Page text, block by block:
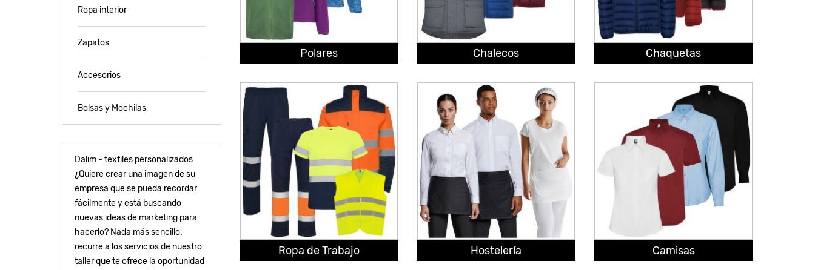
Ropa interior
Zapatos
Accesorios
Bolsas y Mochilas
Dalim - textiles personalizados
¿Quiere crear una imagen de su
empresa que se pueda recordar
fácilmente y está buscando
nuevas ideas de marketing para
hacerlo? Nada más sencillo:
recurre a los servicios de nuestro
taller que te ofrece la oportunidad
Polares Chalecos Chaquetas
Ropa de Trabajo Hostelería Camisas